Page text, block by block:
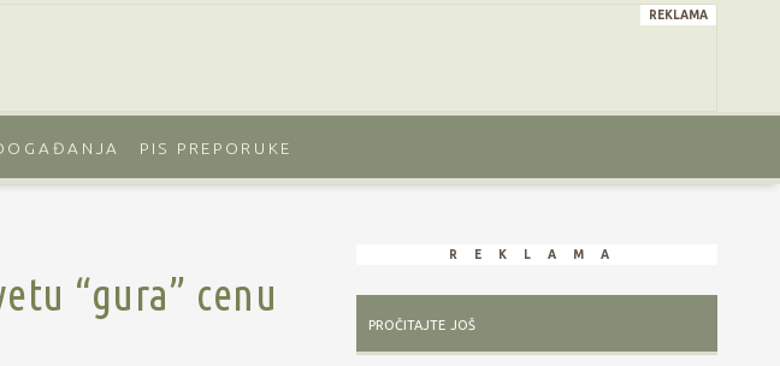
reklama
PIS PREPORUKE
“gura” cenu
reklama
pročitajte još